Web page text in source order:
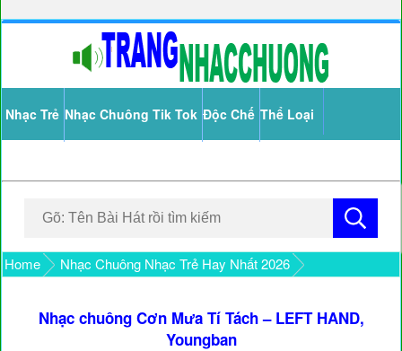
Nhạc Trẻ Nhạc Chuông Tik Tok Độc Chế Thể Loại
Home Nhạc Chuông Nhạc Trẻ Hay Nhất 2026
Nhạc chuông Cơn Mưa Tí Tách – LEFT HAND,
Youngban